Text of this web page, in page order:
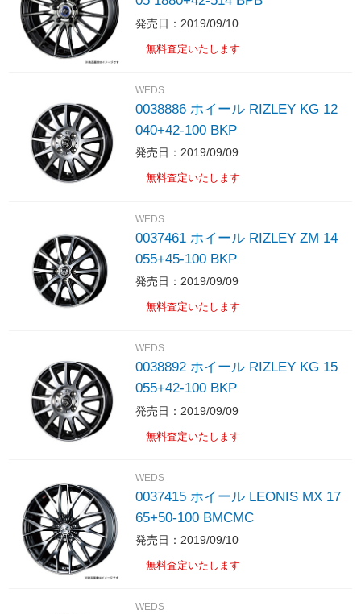
発売日：2019/09/10
無料査定いたします
WEDS
0038886 ホイール RIZLEY KG 12
040+42-100 BKP
発売日：2019/09/09
無料査定いたします
WEDS
0037461 ホイール RIZLEY ZM 14
055+45-100 BKP
発売日：2019/09/09
無料査定いたします
WEDS
0038892 ホイール RIZLEY KG 15
055+42-100 BKP
発売日：2019/09/09
無料査定いたします
WEDS
0037415 ホイール LEONIS MX 17
65+50-100 BMCMC
発売日：2019/09/10
無料査定いたします
WEDS